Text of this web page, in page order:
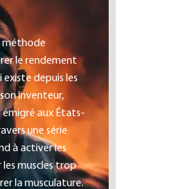
méthode
le rendement
depuis les
inventeur,
émigré aux États-
une série
à activer les
les muscles trop
la musculature.